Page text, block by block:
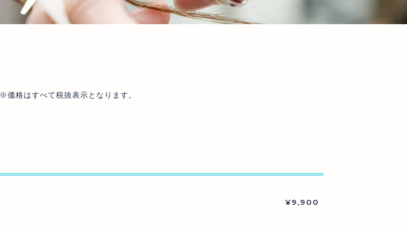
※価格はすべて税抜表示となります。
¥9,900